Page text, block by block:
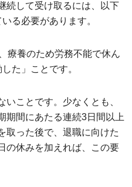
続して受け取るには、以下
る必要があります。
療養のため労務不能で休ん
た」ことです。
ことです。少なくとも、
期間にあたる連続3日間以上
取った後で、退職に向けた
の休みを加えれば、この要